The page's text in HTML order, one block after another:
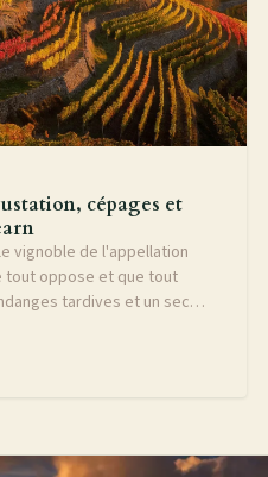
cépages et
vignoble de l'appellation
tout oppose et que tout
tardives et un sec